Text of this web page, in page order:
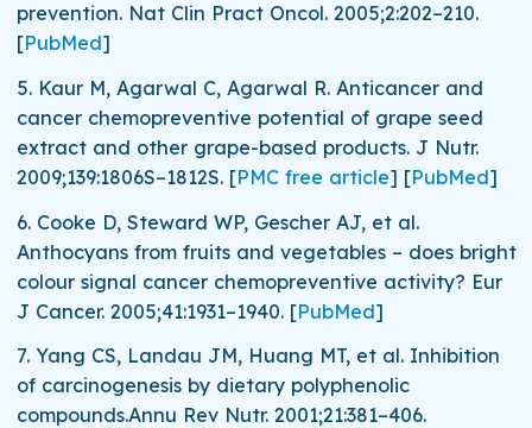
prevention. Nat Clin Pract Oncol. 2005;2:202–210.
[PubMed]
5. Kaur M, Agarwal C, Agarwal R. Anticancer and
cancer chemopreventive potential of grape seed
extract and other grape-based products. J Nutr.
2009;139:1806S–1812S. [PMC free article] [PubMed]
6. Cooke D, Steward WP, Gescher AJ, et al.
Anthocyans from fruits and vegetables – does bright
colour signal cancer chemopreventive activity? Eur
J Cancer. 2005;41:1931–1940. [PubMed]
7. Yang CS, Landau JM, Huang MT, et al. Inhibition
of carcinogenesis by dietary polyphenolic
compounds.Annu Rev Nutr. 2001;21:381–406.